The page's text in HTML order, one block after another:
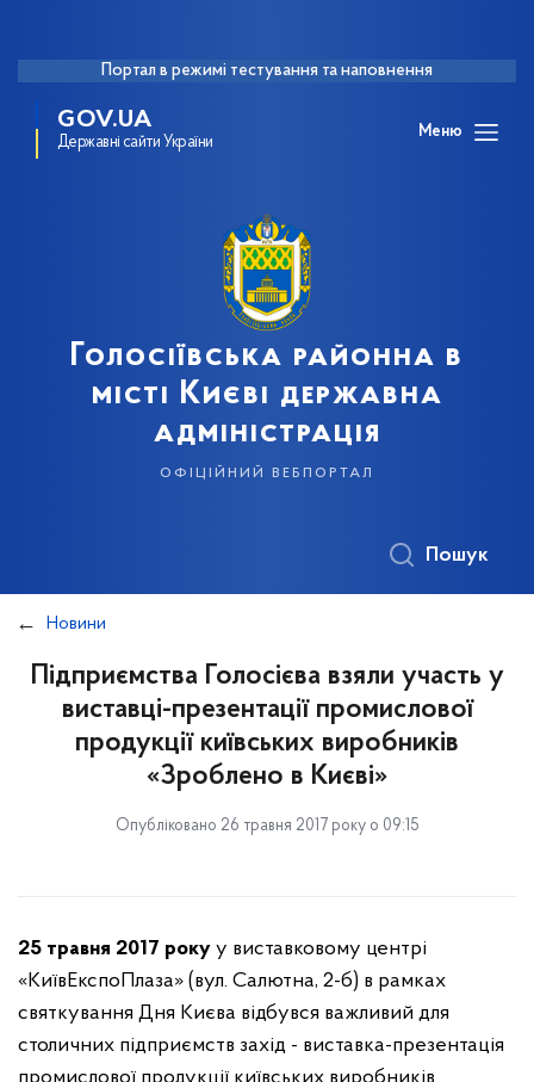
Портал в режимі тестування та наповнення
GOV.UA
Державні сайти України
Меню
Голосіївська районна в
місті Києві державна
адміністрація
офіційний вебпортал
Пошук
Новини
Підприємства Голосієва взяли участь у
виставці-презентації промислової
продукції київських виробників
«Зроблено в Києві»
Опубліковано 26 травня 2017 року о 09:15
25 травня 2017 року у виставковому центрі
«КиївЕкспоПлаза» (вул. Салютна, 2-б) в рамках
святкування Дня Києва відбувся важливий для
столичних підприємств захід - виставка-презентація